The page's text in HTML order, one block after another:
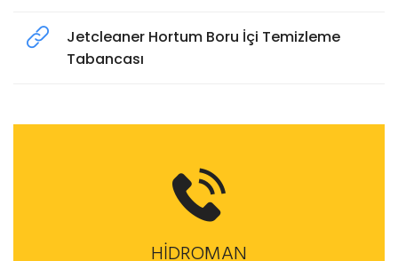
Jetcleaner Hortum Boru İçi Temizleme
Tabancası
HİDROMAN